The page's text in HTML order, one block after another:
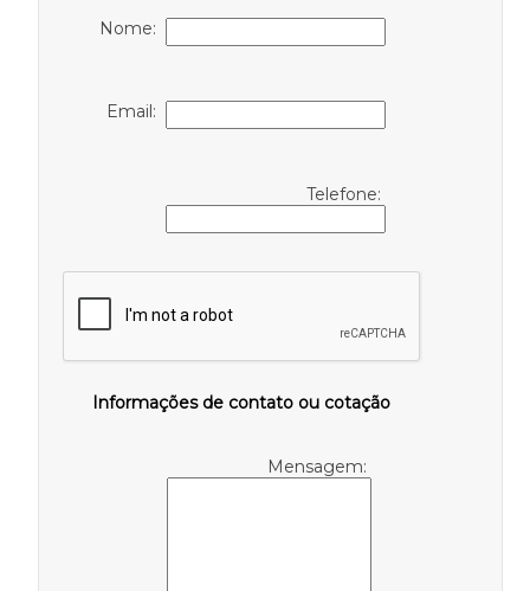
Nome:
Email:
Telefone:
Informações de contato ou cotação
Mensagem: